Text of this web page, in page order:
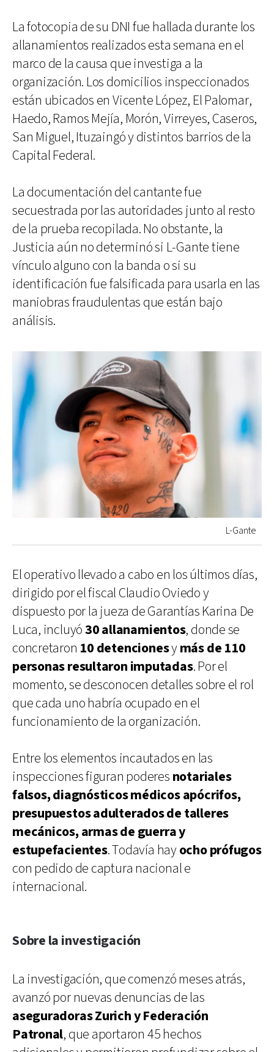
La fotocopia de su DNI fue hallada durante los
allanamientos realizados esta semana en el
marco de la causa que investiga a la
organización. Los domicilios inspeccionados
están ubicados en Vicente López, El Palomar,
Haedo, Ramos Mejía, Morón, Virreyes, Caseros,
San Miguel, Ituzaingó y distintos barrios de la
Capital Federal.
La documentación del cantante fue
secuestrada por las autoridades junto al resto
de la prueba recopilada. No obstante, la
Justicia aún no determinó si L-Gante tiene
vínculo alguno con la banda o si su
identificación fue falsificada para usarla en las
maniobras fraudulentas que están bajo
análisis.
L-Gante
El operativo llevado a cabo en los últimos días,
dirigido por el fiscal Claudio Oviedo y
dispuesto por la jueza de Garantías Karina De
Luca, incluyó30 allanamientos, donde se
concretaron 10 detencionesymás de 110
personas resultaron imputadas. Por el
momento, se desconocen detalles sobre el rol
que cada uno habría ocupado en el
funcionamiento de la organización.
Entre los elementos incautados en las
inspecciones figuran poderes notariales
falsos, diagnósticos médicos apócrifos,
presupuestos adulterados de talleres
mecánicos, armas de guerra y
estupefacientes. Todavía hayocho prófugos
con pedido de captura nacional e
internacional.
Sobre la investigación
La investigación, que comenzó meses atrás,
avanzó por nuevas denuncias de las
aseguradoras Zurich y Federación
Patronal, que aportaron 45 hechos